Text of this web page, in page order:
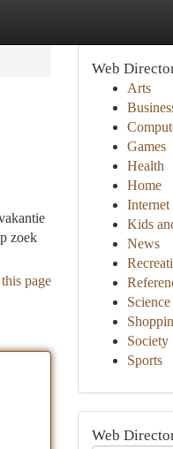
zoek
page
Web
Arts
Games
Health
Home
Internet
Kids
News
Science
Society
Sports
Web